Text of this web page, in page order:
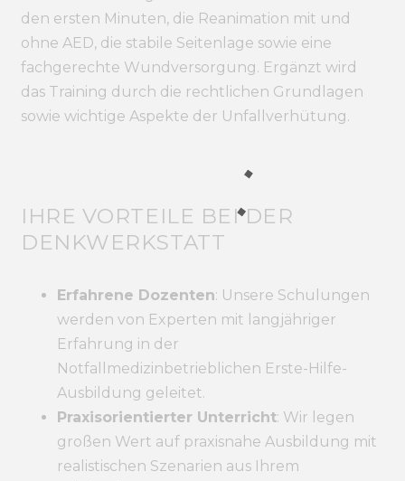
den ersten Minuten, die Reanimation mit und
ohne AED, die stabile Seitenlage sowie eine
fachgerechte Wundversorgung. Ergänzt wird
das Training durch die rechtlichen Grundlagen
sowie wichtige Aspekte der Unfallverhütung.
IHRE VORTEILE BEI DER
DENKWERKSTATT
Erfahrene Dozenten: Unsere Schulungen
werden von Experten mit langjähriger
Erfahrung in der
Notfallmedizin betrieblichen Erste-Hilfe-
Ausbildung geleitet.
Praxisorientierter Unterricht: Wir legen
großen Wert auf praxisnahe Ausbildung mit
realistischen Szenarien aus Ihrem